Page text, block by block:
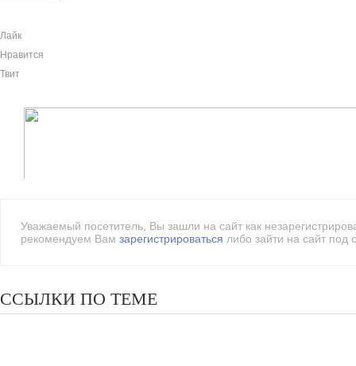
Лайк
Нравится
Твит
Уважаемый посетитель, Вы зашли на сайт как
рекомендуем Вам зарегистрироваться либо зайти на сайт
ССЫЛКИ ПО ТЕМЕ